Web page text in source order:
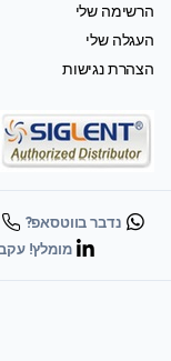
הרשימה שלי
העגלה שלי
הצהרת נגישות
נדבר בווטסאפ?
מומלץ!